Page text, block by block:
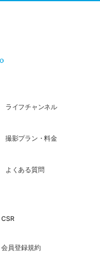
ライフチャンネル
撮影プラン・料金
よくある質問
CSR
会員登録規約